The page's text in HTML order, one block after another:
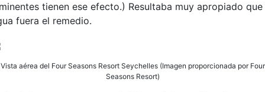
tienen ese efecto.) Resultaba muy apropiado que
fuera el remedio.
Vista aérea del Four Seasons Resort Seychelles (Imagen proporcionada por Four
Seasons Resort)